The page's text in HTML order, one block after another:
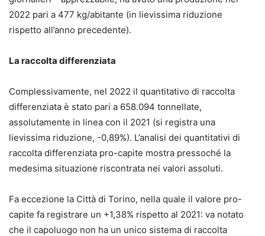
2022 pari a 477 kg/abitante (in lievissima riduzione
rispetto all’anno precedente).
La raccolta differenziata
Complessivamente, nel 2022 il quantitativo di raccolta
differenziata è stato pari a 658.094 tonnellate,
assolutamente in linea con il 2021 (si registra una
lievissima riduzione, -0,89%). L’analisi dei quantitativi di
raccolta differenziata pro-capite mostra pressoché la
medesima situazione riscontrata nei valori assoluti.
Fa eccezione la Città di Torino, nella quale il valore pro-
capite fa registrare un +1,38% rispetto al 2021: va notato
che il capoluogo non ha un unico sistema di raccolta